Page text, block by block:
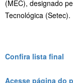
(MEC), designado
Tecnológica (Setec).
Confira lista final
Acesse página do